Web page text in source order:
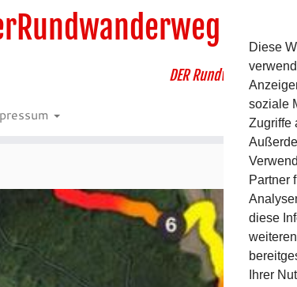
DER Rundwanderweg
Diese
soziale
Zugriffe
Partner
diese
Ihrer